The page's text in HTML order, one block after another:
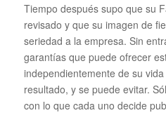
Tiempo después supo que su
revisado y que su imagen de
seriedad a la empresa. Sin
garantías que puede ofrecer
independientemente de su
resultado, y se puede evitar.
con lo que cada uno decide